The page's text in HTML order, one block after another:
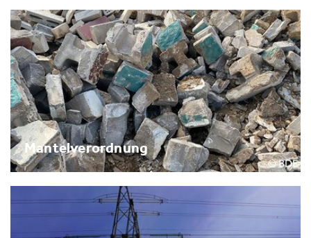
Mantelverordnung